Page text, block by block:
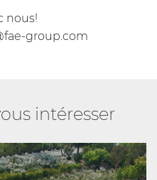
nous!
group.com
intéresser